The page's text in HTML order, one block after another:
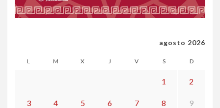
agosto 2026
L M X J V S D
1 2
3 4 5 6 7 8 9